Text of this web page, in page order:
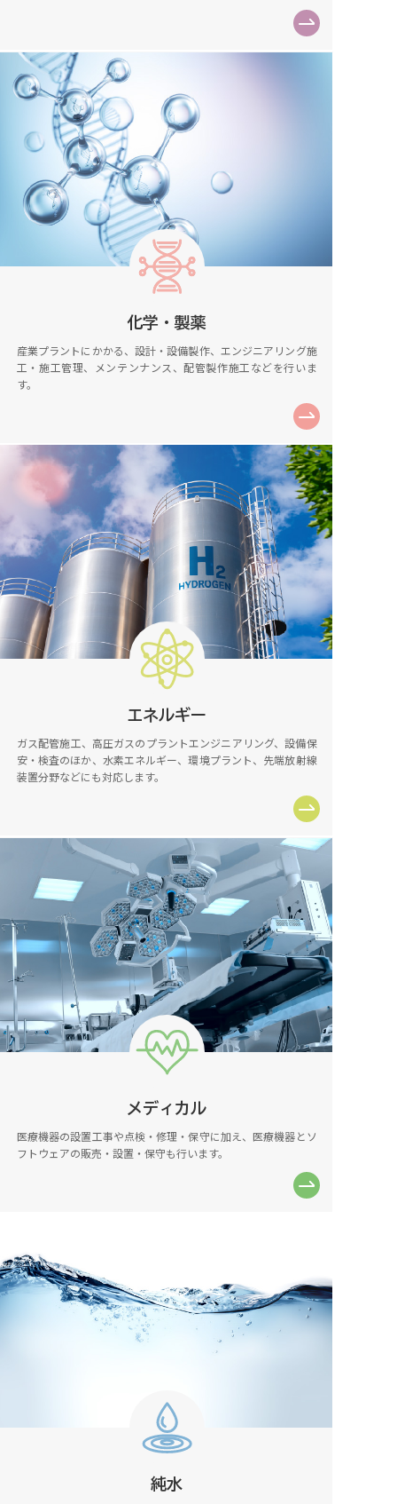
化学・製薬
産業プラントにかかる、設計・設備製作、エンジニアリング施
工・施工管理、メンテンナンス、配管製作施工などを行いま
す。
エネルギー
ガス配管施工、高圧ガスのプラントエンジニアリング、設備保
安・検査のほか、水素エネルギー、環境プラント、先端放射線
装置分野などにも対応します。
メディカル
医療機器の設置工事や点検・修理・保守に加え、医療機器とソ
フトウェアの販売・設置・保守も行います。
純水